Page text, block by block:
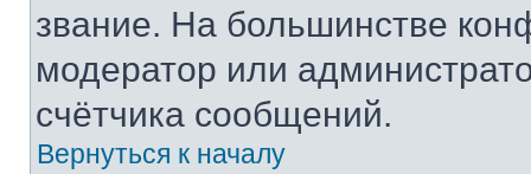
звание. На большинстве
модератор или
счётчика сообщений.
Вернуться к началу